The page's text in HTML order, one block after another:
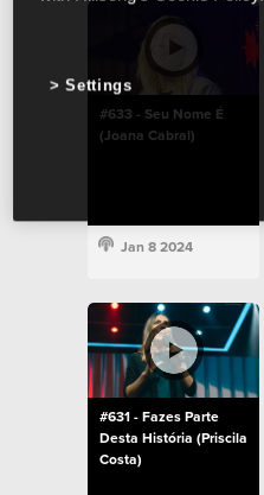
#633 - Seu Nome É
(Joana Cabral)
Jan 8 2024
#631 - Fazes Parte
Desta História (Priscila
Costa)
Settings